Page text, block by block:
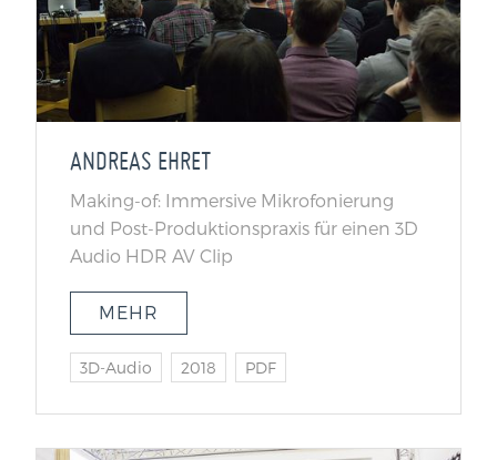
ANDREAS EHRET
Making-of: Immersive Mikrofonierung
und Post-Produktionspraxis für einen 3D
Audio HDR AV Clip
MEHR
3D-Audio 2018 PDF